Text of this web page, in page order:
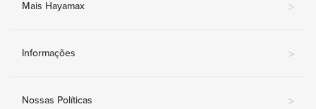
Mais Hayamax >
Informações >
Nossas Políticas >